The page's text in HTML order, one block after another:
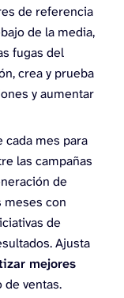
de referencia
de la media,
fugas del
crea y prueba
y aumentar
cada mes para
las campañas
de
meses con
de
Ajusta
mejores
ventas.